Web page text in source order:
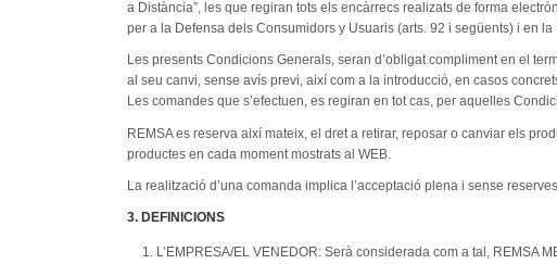
a Distància”, les que regiran tots els encàrrecs realizats de forma
per a la Defensa dels Consumidors y Usuaris (arts. 92 i següents) i en
Les presents Condicions Generals, seran d’obligat compliment en el
al seu canvi, sense avís previ, així com a la introducció, en casos
Les comandes que s’efectuen, es regiran en tot cas, per aquelles
REMSA es reserva així mateix, el dret a retirar, reposar o canviar els
productes en cada moment mostrats al WEB.
La realització d’una comanda implica l’acceptació plena i sense
3. DEFINICIONS
L’EMPRESA/EL VENEDOR: Serà considerada com a tal, REMSA